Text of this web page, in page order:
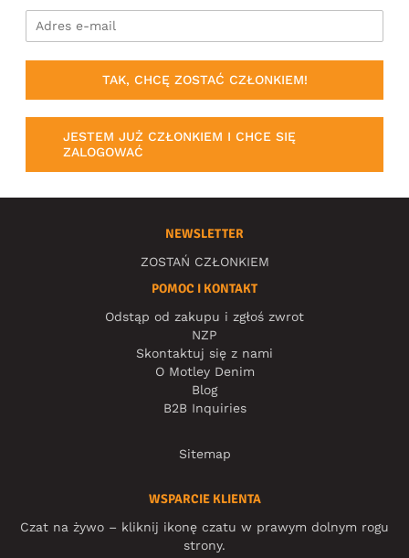
TAK, CHCĘ ZOSTAĆ CZŁONKIEM!
JESTEM JUŻ CZŁONKIEM I CHCE SIĘ
ZALOGOWAĆ
NEWSLETTER
ZOSTAŃ CZŁONKIEM
POMOC I KONTAKT
Odstąp od zakupu i zgłoś zwrot
NZP
Skontaktuj się z nami
O Motley Denim
Blog
B2B Inquiries
Sitemap
WSPARCIE KLIENTA
Czat na żywo – kliknij ikonę czatu w prawym dolnym rogu
strony.